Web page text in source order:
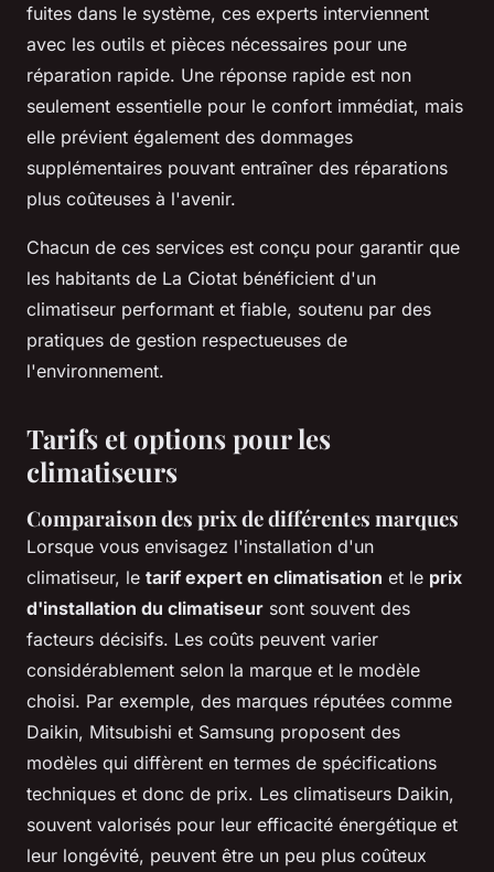
fuites dans le système, ces experts interviennent
avec les outils et pièces nécessaires pour une
réparation rapide. Une réponse rapide est non
seulement essentielle pour le confort immédiat, mais
elle prévient également des dommages
supplémentaires pouvant entraîner des réparations
plus coûteuses à l'avenir.
Chacun de ces services est conçu pour garantir que
les habitants de La Ciotat bénéficient d'un
climatiseur performant et fiable, soutenu par des
pratiques de gestion respectueuses de
l'environnement.
Tarifs et options pour les
climatiseurs
Comparaison des prix de différentes marques
Lorsque vous envisagez l'installation d'un
climatiseur, le tarif expert en climatisation et le prix
d'installation du climatiseur sont souvent des
facteurs décisifs. Les coûts peuvent varier
considérablement selon la marque et le modèle
choisi. Par exemple, des marques réputées comme
Daikin, Mitsubishi et Samsung proposent des
modèles qui diffèrent en termes de spécifications
techniques et donc de prix. Les climatiseurs Daikin,
souvent valorisés pour leur efficacité énergétique et
leur longévité, peuvent être un peu plus coûteux